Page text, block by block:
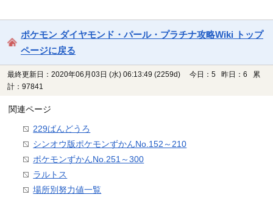
ポケモン ダイヤモンド・パール・プラチナ攻略Wiki トップ
ページに戻る
最終更新日：2020年06月03日 (水) 06:13:49 (2259d)
今日：5 昨日：6 累
計：97841
関連ページ
229ばんどうろ
シンオウ版ポケモンずかんNo.152～210
ポケモンずかんNo.251～300
ラルトス
場所別努力値一覧